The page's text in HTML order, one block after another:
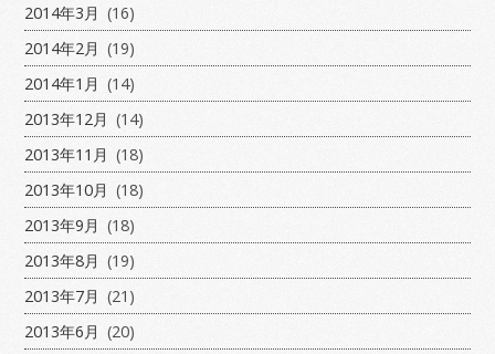
2014年3月 (16)
2014年2月 (19)
2014年1月 (14)
2013年12月 (14)
2013年11月 (18)
2013年10月 (18)
2013年9月 (18)
2013年8月 (19)
2013年7月 (21)
2013年6月 (20)